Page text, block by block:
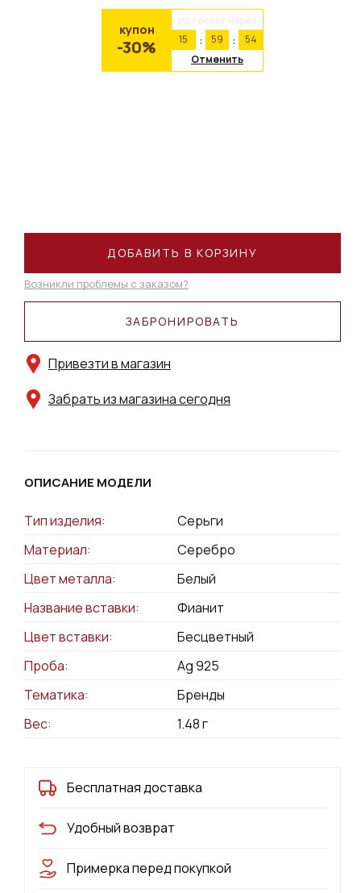
купон
-30%
15
59
54
Отменить
ЗАБРОНИРОВАТЬ
Привезти в магазин
Забрать из магазина сегодня
ДОБАВИТЬ В КОРЗИНУ
Возникли проблемы с заказом?
ОПИСАНИЕ МОДЕЛИ
Тип изделия:
Серьги
Материал:
Серебро
Цвет металла:
Белый
Название вставки:
Фианит
Цвет вставки:
Бесцветный
Проба:
Ag 925
Тематика:
Бренды
Вес:
1.48г
Бесплатная доставка
Удобный возврат
Примерка перед покупкой